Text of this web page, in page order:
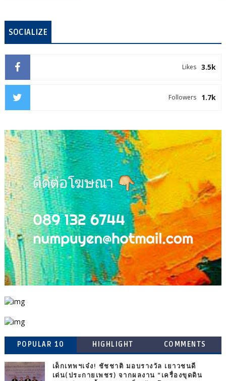
SOCIALIZE
3.5k
Likes
1.7k
Followers
POPULAR 10 HIGHLIGHT COMMENTS
เด็กเทพฯเจ๋ง! ชัชชาติ มอบรางวัล เยาวชนดี
เด่น(ประกายเพชร) จากผลงาน “เครื่องขุดดิน